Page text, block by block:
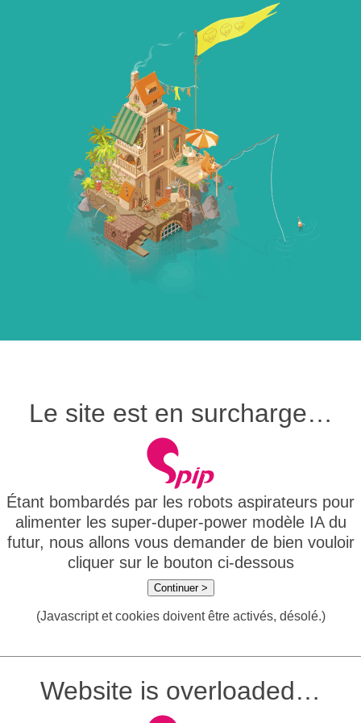
Le site est en surcharge…
Étant bombardés par les robots aspirateurs pour
alimenter les super-duper-power modèle IA du
futur, nous allons vous demander de bien vouloir
cliquer sur le bouton ci-dessous
Continuer >
(Javascript et cookies doivent être activés, désolé.)
Website is overloaded…